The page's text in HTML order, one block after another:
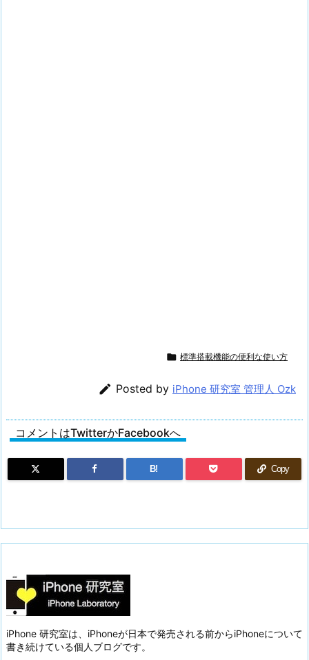
 標準搭載機能の便利な使い方
 Posted by iPhone 研究室 管理人 Ozk
コメントはTwitterかFacebookへ
B! Copy
iPhone 研究室は、iPhoneが日本で発売される前からiPhoneについて
書き続けている個人ブログです。